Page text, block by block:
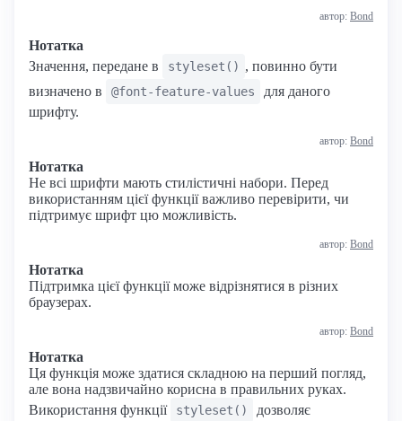
автор: Bond
Нотатка
Значення, передане в
styleset() , повинно бути
визначено в
@font-feature-values
для даного
шрифту.
автор: Bond
Нотатка
Не всі шрифти мають стилістичні набори. Перед
використанням цієї функції важливо перевірити, чи
підтримує шрифт цю можливість.
автор: Bond
Нотатка
Підтримка цієї функції може відрізнятися в різних
браузерах.
автор: Bond
Нотатка
Ця функція може здатися складною на перший погляд,
але вона надзвичайно корисна в правильних руках.
Використання функції
styleset()
дозволяє